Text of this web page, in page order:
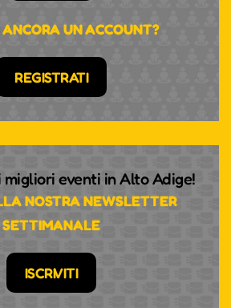
UN ACCOUNT?
REGISTRATI
eventi in Alto Adige!
NOSTRA NEWSLETTER
SETTIMANALE
ISCRIVITI